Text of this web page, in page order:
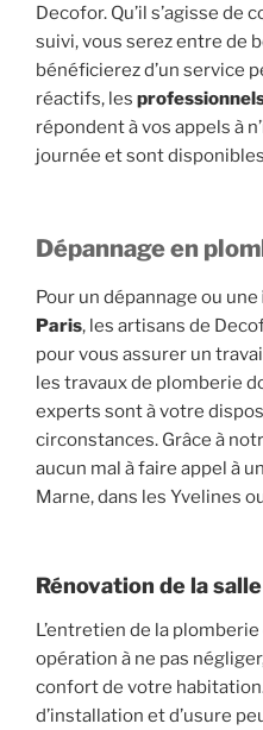
Decofor. Qu’il s’agisse de
suivi, vous serez entre de
bénéficierez d’un service
réactifs, les
répondent à vos appels à
journée et sont
Dépannage en
Pour un dépannage ou une
Paris, les artisans de
pour vous assurer un
les travaux de plomberie
experts sont à votre
circonstances. Grâce à
aucun mal à faire appel à
Marne, dans les Yvelines
Rénovation de la
L’entretien de la
opération à ne pas
confort de votre
d’installation et d’usure